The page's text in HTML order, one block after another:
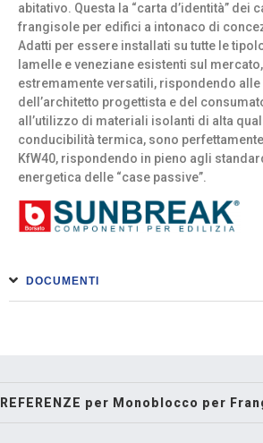
abitativo. Questa la “carta d’identità” dei
frangisole per edifici a intonaco di
Adatti per essere installati su tutte le
lamelle e veneziane esistenti sul
estremamente versatili, rispondendo
dell’architetto progettista e del
all’utilizzo di materiali isolanti di alta
conducibilità termica, sono
KfW40, rispondendo in pieno agli
energetica delle “case passive”.
DOCUMENTI
REFERENZE per Monoblocco per